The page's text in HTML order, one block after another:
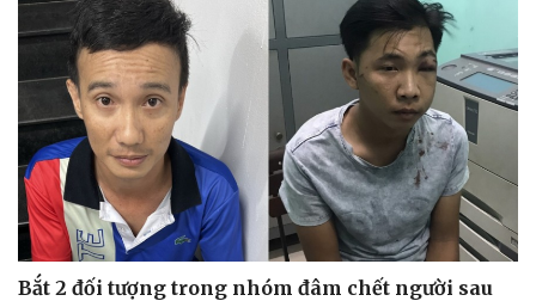
Bắt 2 đối tượng trong nhóm đâm chết người sau